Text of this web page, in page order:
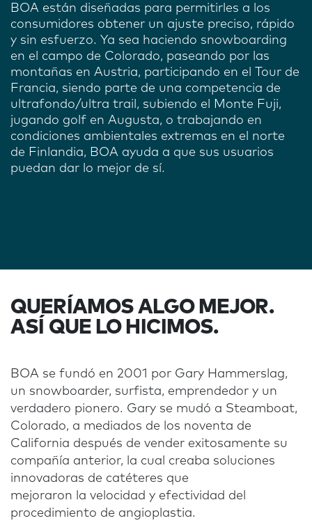
BOA están diseñadas para permitirles a los
consumidores obtener un ajuste preciso, rápido
y sin esfuerzo. Ya sea haciendo snowboarding
en el campo de Colorado, paseando por las
montañas en Austria, participando en el Tour de
Francia, siendo parte de una competencia de
ultrafondo/ultra trail, subiendo el Monte Fuji,
jugando golf en Augusta, o trabajando en
condiciones ambientales extremas en el norte
de Finlandia, BOA ayuda a que sus usuarios
puedan dar lo mejor de sí.
QUERÍAMOS ALGO MEJOR.
ASÍ QUE LO HICIMOS.
BOA se fundó en 2001 por Gary Hammerslag,
un snowboarder, surfista, emprendedor y un
verdadero pionero. Gary se mudó a Steamboat,
Colorado, a mediados de los noventa de
California después de vender exitosamente su
compañía anterior, la cual creaba soluciones
innovadoras de catéteres que
mejoraron la velocidad y efectividad del
procedimiento de angioplastia.